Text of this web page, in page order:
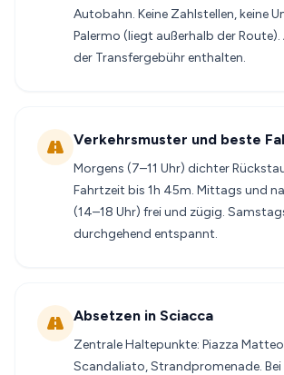
Autobahn. Keine Zahlstellen, keine
Palermo (liegt außerhalb der Route).
der Transfergebühr enthalten.
Verkehrsmuster und beste
Morgens (7–11 Uhr) dichter
Fahrtzeit bis 1h 45m. Mittags und
(14–18 Uhr) frei und zügig.
durchgehend entspannt.
Absetzen in Sciacca
Zentrale Haltepunkte: Piazza
Scandaliato, Strandpromenade. Bei